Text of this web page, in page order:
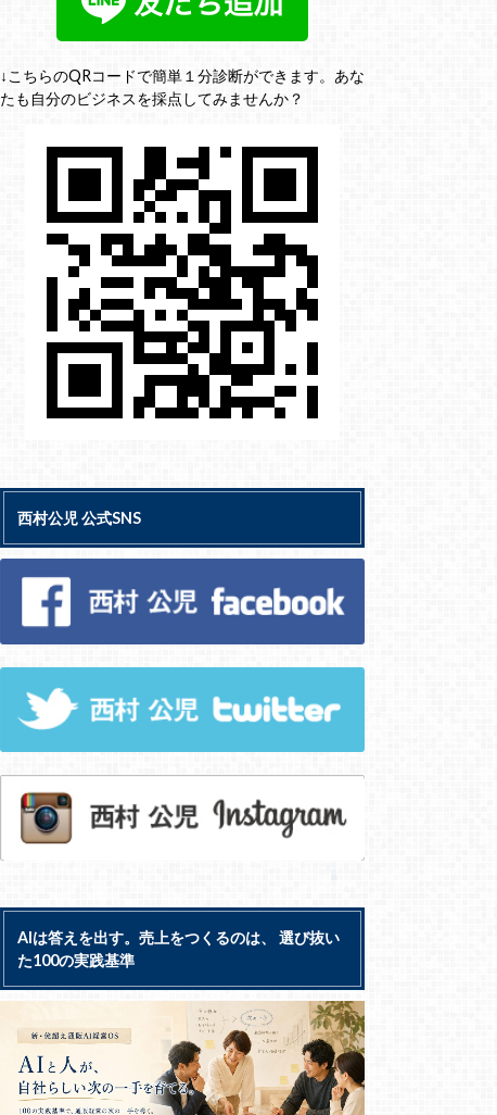
↓こちらのQRコードで簡単１分診断ができます。あな
たも自分のビジネスを採点してみませんか？
西村公児 公式SNS
AIは答えを出す。売上をつくるのは、 選び抜い
た100の実践基準